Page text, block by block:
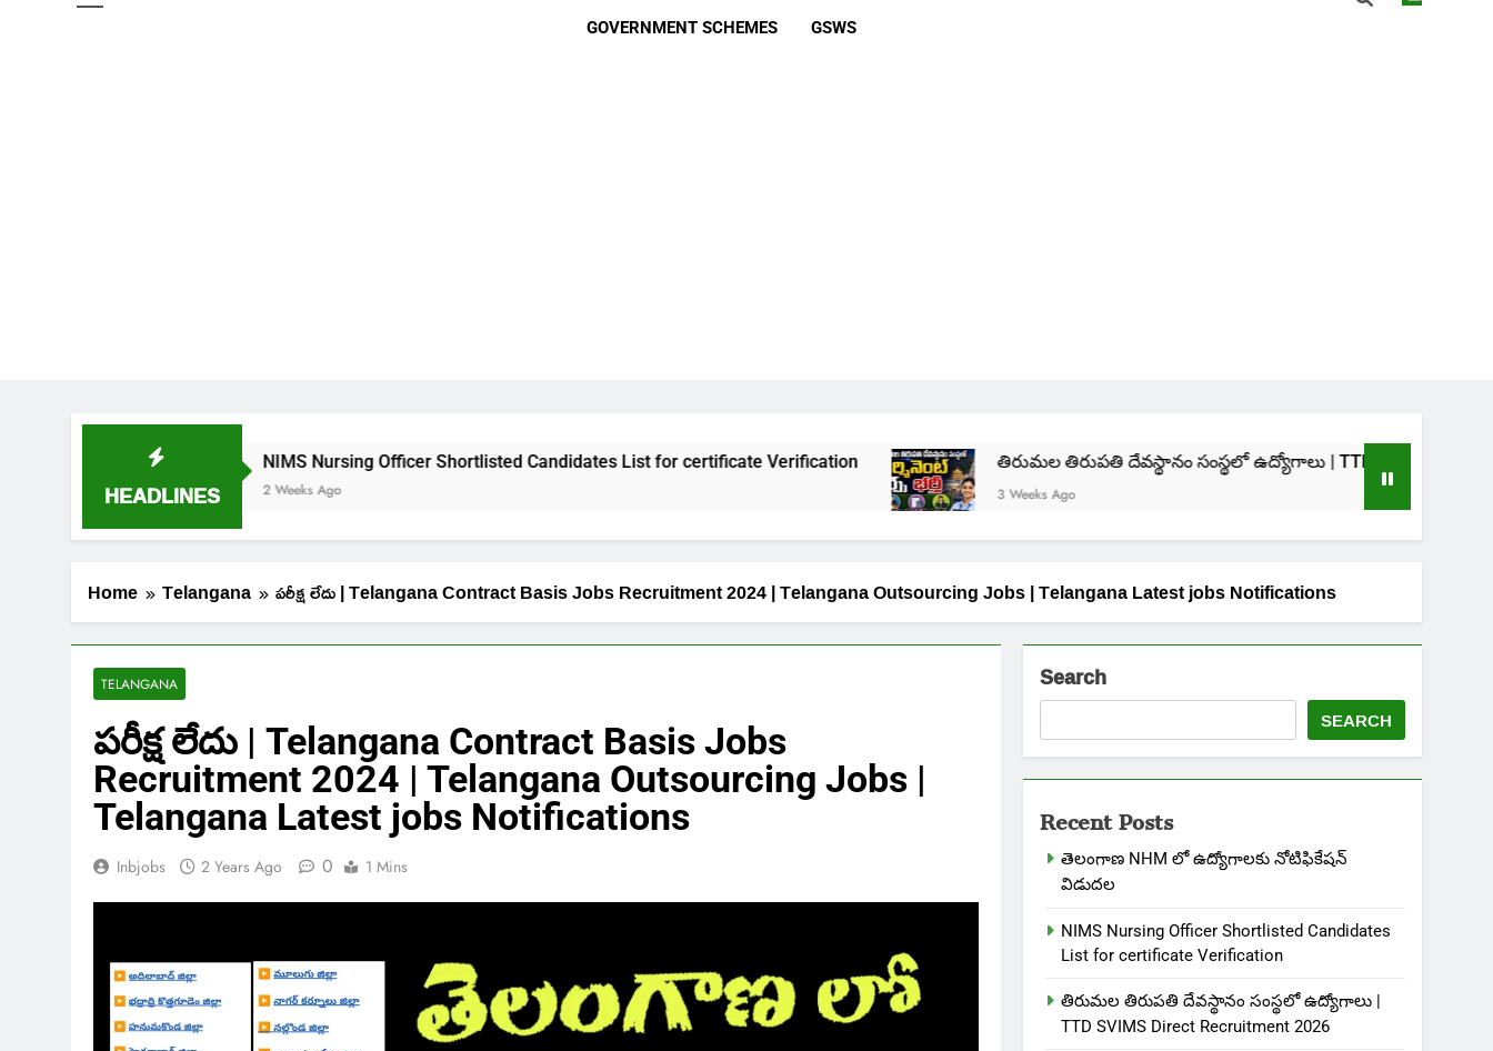
GOVERNMENT SCHEMES GSWS
HEADLINES
NIMS Nursing Officer Shortlisted Candidates List for certificate Verification
2 Weeks Ago
తిరుమల తిరుపతి దేవస్థానం సంస్థలో ఉద్యోగాలు | TTD SVIMS Direct Recruitment
3 Weeks Ago
Home Telangana పరీక్ష లేదు | Telangana Contract Basis Jobs Recruitment 2024 | Telangana Outsourcing Jobs | Telangana Latest jobs Notifications
TELANGANA
పరీక్ష లేదు | Telangana Contract Basis Jobs
Recruitment 2024 | Telangana Outsourcing Jobs |
Telangana Latest jobs Notifications
Inbjobs 2 Years Ago 0 1 Mins
Search
SEARCH
Recent Posts
తెలంగాణ NHM లో ఉద్యోగాలకు నోటిఫికేషన్
విడుదల
NIMS Nursing Officer Shortlisted Candidates
List for certificate Verification
తిరుమల తిరుపతి దేవస్థానం సంస్థలో ఉద్యోగాలు |
TTD SVIMS Direct Recruitment 2026